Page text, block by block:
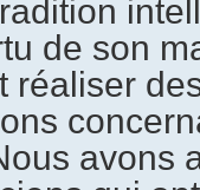
de son
réaliser
avons